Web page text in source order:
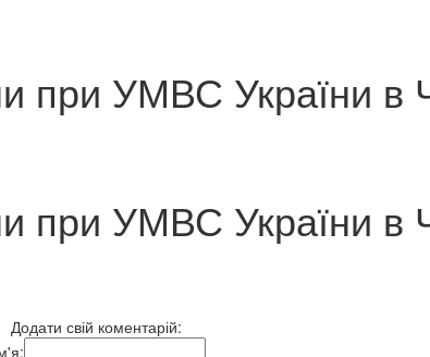
при УМВС України в
при УМВС України в
Додати свій коментарій: